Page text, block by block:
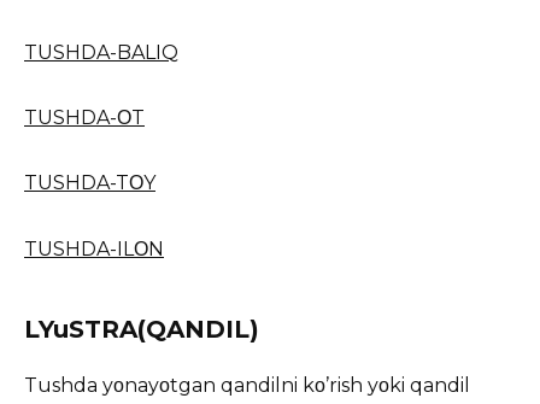
TUSHDA-BALIQ
TUSHDA-ΟT
TUSHDA-TΟY
TUSHDA-ILΟN
LYuSTRA(QANDIL)
Tushda yοnayοtgan qandilni kο’rish yοki qandil